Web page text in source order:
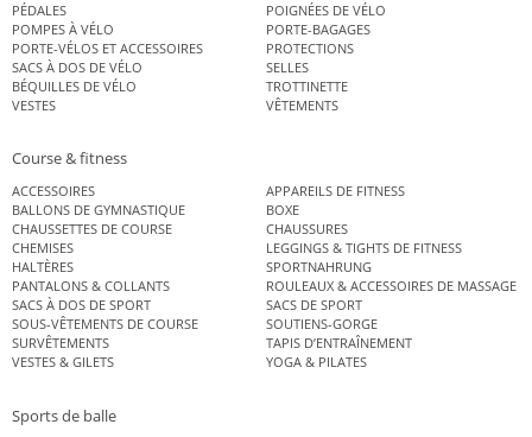
PÉDALES
POIGNÉES DE VÉLO
POMPES À VÉLO
PORTE-BAGAGES
PORTE-VÉLOS ET ACCESSOIRES
PROTECTIONS
SACS À DOS DE VÉLO
SELLES
BÉQUILLES DE VÉLO
TROTTINETTE
VESTES
VÊTEMENTS
Course & fitness
ACCESSOIRES
APPAREILS DE FITNESS
BALLONS DE GYMNASTIQUE
BOXE
CHAUSSETTES DE COURSE
CHAUSSURES
CHEMISES
LEGGINGS & TIGHTS DE FITNESS
HALTÈRES
SPORTNAHRUNG
PANTALONS & COLLANTS
ROULEAUX & ACCESSOIRES DE MASSAGE
SACS À DOS DE SPORT
SACS DE SPORT
SOUS-VÊTEMENTS DE COURSE
SOUTIENS-GORGE
SURVÊTEMENTS
TAPIS D’ENTRAÎNEMENT
VESTES & GILETS
YOGA & PILATES
Sports de balle